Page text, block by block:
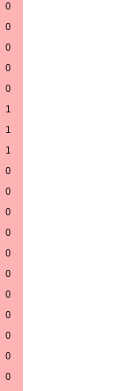
0
0
0
0
0
1
1
1
0
0
0
0
0
0
0
0
0
0
0